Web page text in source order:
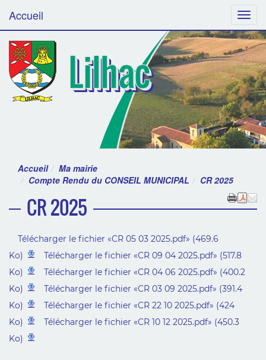
Menu
Accueil
Lilhac
Accueil
Ma mairie
Compte Rendu du CONSEIL MUNICIPAL
CR 2025
CR 2025
Télécharger le fichier «CR 05 03 2025.pdf» (469.6
Ko)
Télécharger le fichier «CR 09 04 2025.pdf» (517.8
Ko)
Télécharger le fichier «CR 04 06 2025.pdf» (400.2
Ko)
Télécharger le fichier «CR 03 09 2025.pdf» (391.4
Ko)
Télécharger le fichier «CR 22 10 2025.pdf» (424
Ko)
Télécharger le fichier «CR 10 12 2025.pdf» (450.3
Ko)